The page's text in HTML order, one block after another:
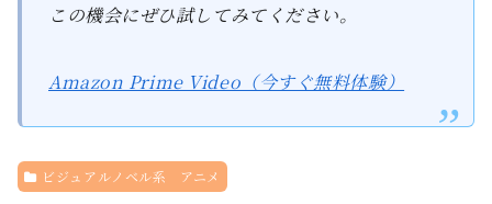
この機会にぜひ試してみてください。
Amazon Prime Video（今すぐ無料体験）
ビジュアルノベル系 アニメ